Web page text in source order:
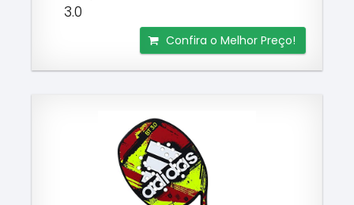
3.0
Confira o Melhor Preço!